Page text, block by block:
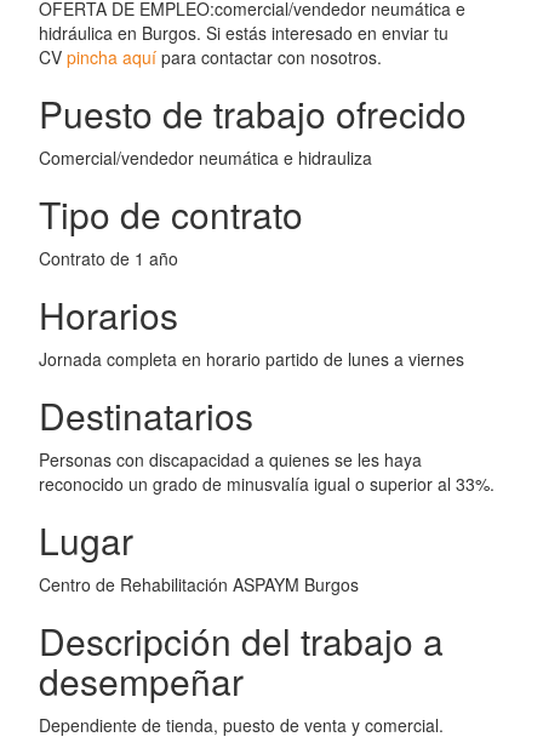
OFERTA DE EMPLEO:comercial/vendedor neumática e
hidráulica en Burgos. Si estás interesado en enviar tu
CV pincha aquí para contactar con nosotros.
Puesto de trabajo ofrecido
Comercial/vendedor neumática e hidrauliza
Tipo de contrato
Contrato de 1 año
Horarios
Jornada completa en horario partido de lunes a viernes
Destinatarios
Personas con discapacidad a quienes se les haya
reconocido un grado de minusvalía igual o superior al 33%.
Lugar
Centro de Rehabilitación ASPAYM Burgos
Descripción del trabajo a
desempeñar
Dependiente de tienda, puesto de venta y comercial.